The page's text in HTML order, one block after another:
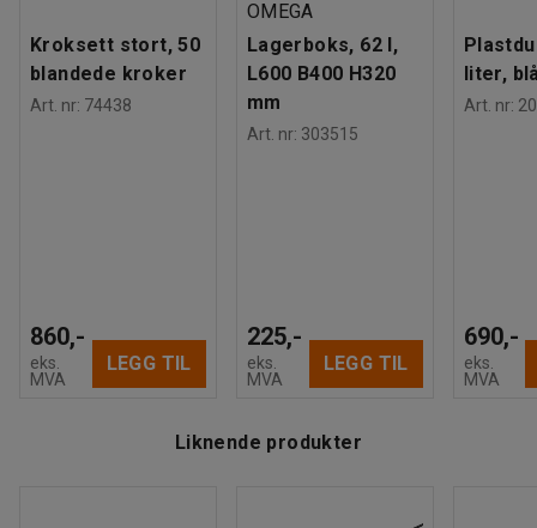
Kroksett stort, 50
blandede kroker
Art. nr: 74438
860,-
eks.
MVA
LEGG TIL
OMEGA
Lagerboks, 62 l,
L600 B400 H320
mm
Art. nr: 303515
225,-
eks.
MVA
LEGG TIL
liter,
Art. nr:
690,-
eks.
MVA
Liknende produkter